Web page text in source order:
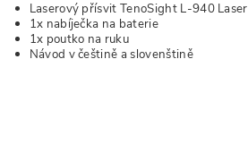
Laserový přísvit TenoSight L-940 Laser
1x nabíječka na baterie
1x poutko na ruku
Návod v češtině a slovenštině